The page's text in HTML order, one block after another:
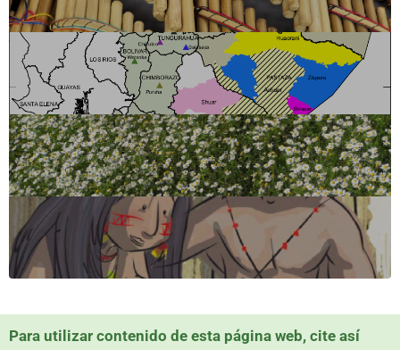
Para utilizar contenido de esta página web, cite así